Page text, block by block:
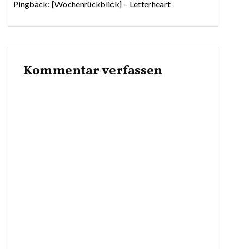
Pingback: [Wochenrückblick] – Letterheart
Kommentar verfassen